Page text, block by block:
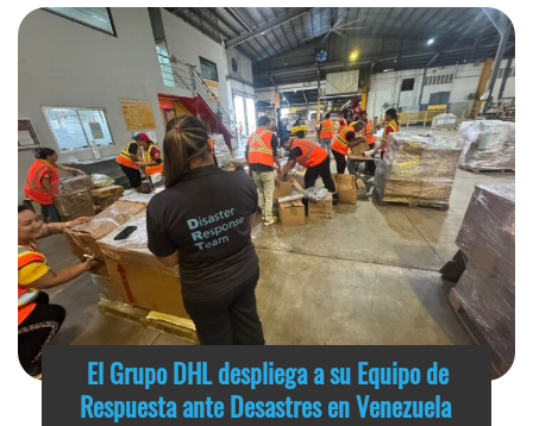
El Grupo DHL despliega a su Equipo de
Respuesta ante Desastres en Venezuela